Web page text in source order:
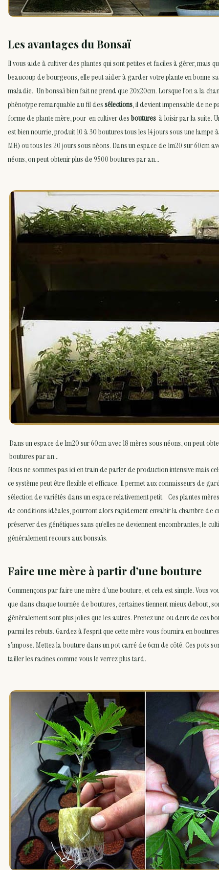
Les avantages du Bonsaï
Il vous aide à cultiver des plantes qui sont petites et faciles à gérer, mais
beaucoup de bourgeons, elle peut aider à garder votre plante en bonne
maladie. Un bonsaï bien fait ne prend que 20x20cm. Lorsque l’on a la
phénotype remarquable au fil dessélections, il devient impensable de ne
forme de plante mère, pour en cultiver desboutures à loisir par la suite.
est bien nourrie, produit 10 à 30 boutures tous les 14 jours sous une lampe
MH) ou tous les 20 jours sous néons. Dans un espace de 1m20 sur 60cm
néons, on peut obtenir plus de 9500 boutures par an…
Dans un espace de 1m20 sur 60cm avec 18 mères sous néons, on peut
boutures par an…
Nous ne sommes pas ici en train de parler de production intensive mais
ce système peut être flexible et efficace. Il permet aux connaisseurs de
sélection de variétés dans un espace relativement petit. Ces plantes
de conditions idéales, pourront alors rapidement envahir la chambre de
préserver des génétiques sans qu’elles ne deviennent encombrantes, le
généralement recours aux bonsaïs.
Faire une mère à partir d’une bouture
Commençons par faire une mère d’une bouture, et cela est simple. Vous
que dans chaque tournée de boutures, certaines tiennent mieux debout,
généralement sont plus jolies que les autres. Prenez une ou deux de ces
parmi les rebuts. Gardez à l’esprit que cette mère vous fournira en
s’impose. Mettez la bouture dans un pot carré de 6cm de côté. Ces pots
tailler les racines comme vous le verrez plus tard.